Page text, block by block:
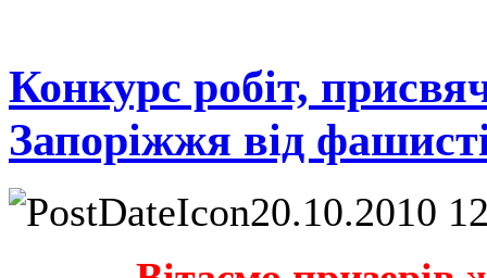
Конкурс робіт,
Запоріжжя від
20.10.2010